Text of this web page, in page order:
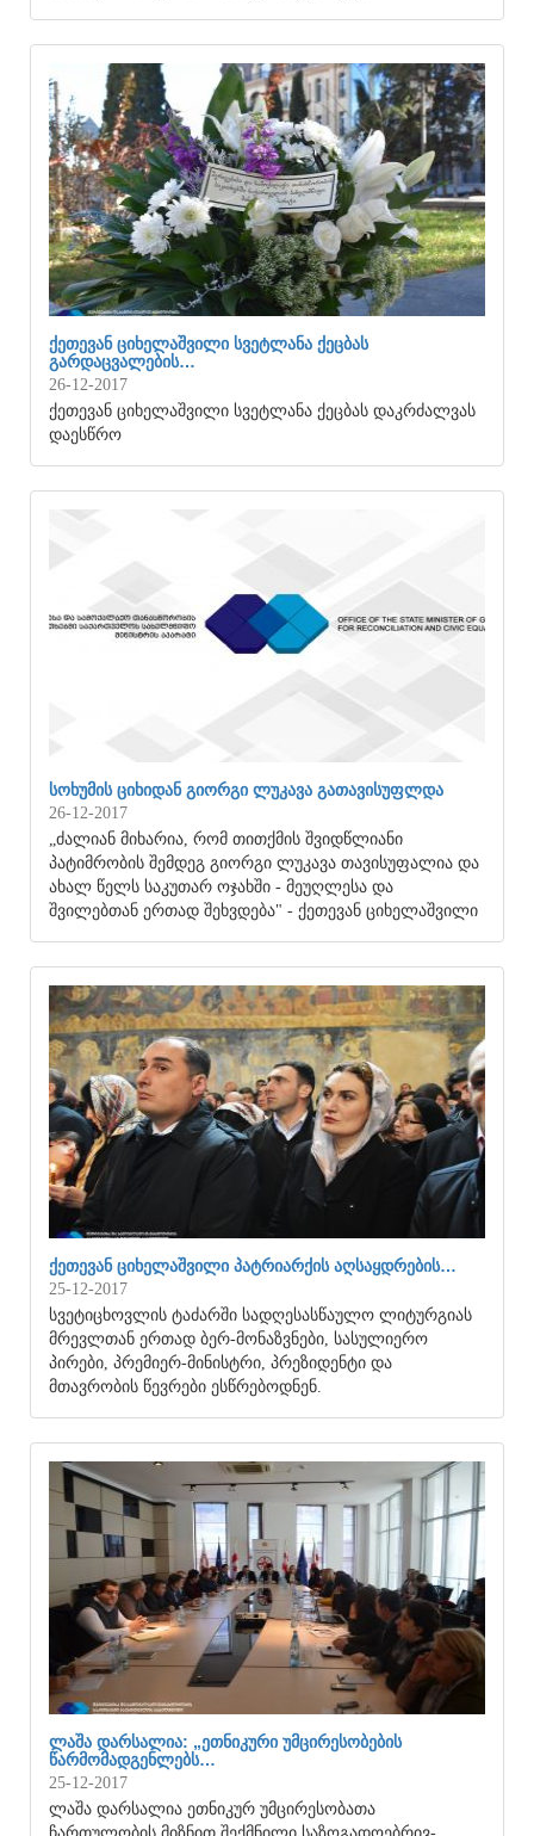
ᲥᲔᲗᲔᲕᲐᲜ ᲪᲘᲮᲔᲚᲐᲨᲕᲘᲚᲘ ᲡᲕᲔᲢᲚᲐᲜᲐ ᲥᲔᲪᲑᲐᲡ
ᲒᲐᲠᲓᲐᲪᲕᲐᲚᲔᲑᲘᲡ…
26-12-2017
ქეთევან ციხელაშვილი სვეტლანა ქეცბას დაკრძალვას
დაესწრო
ᲡᲝᲮᲣᲛᲘᲡ ᲪᲘᲮᲘᲓᲐᲜ ᲒᲘᲝᲠᲒᲘ ᲚᲣᲙᲐᲕᲐ ᲒᲐᲗᲐᲕᲘᲡᲣᲤᲚᲓᲐ
26-12-2017
„ძალიან მიხარია, რომ თითქმის შვიდწლიანი
პატიმრობის შემდეგ გიორგი ლუკავა თავისუფალია და
ახალ წელს საკუთარ ოჯახში - მეუღლესა და
შვილებთან ერთად შეხვდება" - ქეთევან ციხელაშვილი
ᲥᲔᲗᲔᲕᲐᲜ ᲪᲘᲮᲔᲚᲐᲨᲕᲘᲚᲘ ᲞᲐᲢᲠᲘᲐᲠᲥᲘᲡ ᲐᲦᲡᲐᲧᲓᲠᲔᲑᲘᲡ…
25-12-2017
სვეტიცხოვლის ტაძარში სადღესასწაულო ლიტურგიას
მრევლთან ერთად ბერ-მონაზვნები, სასულიერო
პირები, პრემიერ-მინისტრი, პრეზიდენტი და
მთავრობის წევრები ესწრებოდნენ.
ᲚᲐᲨᲐ ᲓᲐᲠᲡᲐᲚᲘᲐ: „ᲔᲗᲜᲘᲙᲣᲠᲘ ᲣᲛᲪᲘᲠᲔᲡᲝᲑᲔᲑᲘᲡ
ᲬᲐᲠᲛᲝᲛᲐᲓᲒᲔᲜᲚᲔᲑᲡ…
25-12-2017
ლაშა დარსალია ეთნიკურ უმცირესობათა